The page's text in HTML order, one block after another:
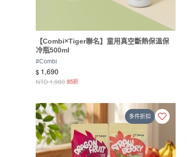
【Combi×Tiger聯名】童用真空斷熱保溫保
冷瓶500ml
#Combi
$ 1,690
NTD1,980 85折
多件折扣